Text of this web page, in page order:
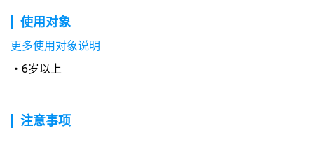
使用对象
更多使用对象说明
6岁以上
注意事项